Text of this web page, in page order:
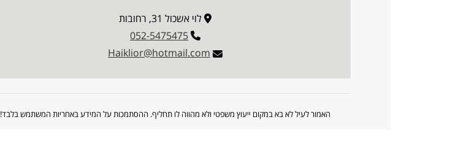
לוי אשכול 31, רחובות
052-5475475
Haiklior@hotmail.com
האמור לעיל לא בא במקום ייעוץ משפטי ולא מהווה לו תחליף. ההסתמכות על המידע באחריות המשתמש בלבד!